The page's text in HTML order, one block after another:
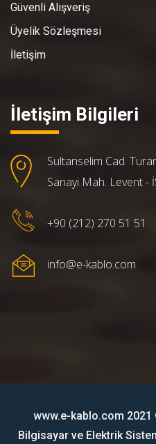
Güvenli Alışveriş
Üyelik Sözleşmesi
İletişim
İletişim Bilgileri
Sultanselim Cad.
Sanayi Mah. Levent -
+90 (212) 270 51 51
info@e-kablo.com
www.e-kablo.com 2021
Bilgisayar ve Elektrik